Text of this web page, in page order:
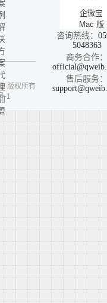
企微宝
Mac 版
咨询热线：
5048363
商务合作：
售后服务：
版权所有
-1